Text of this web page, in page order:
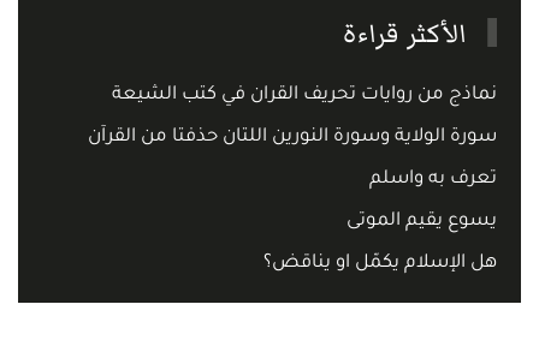
الأكثر قراءة
نماذج من روايات تحريف القران في كتب الشيعة
سورة الولاية وسورة النورين اللتان حذفتا من القرآن
تعرف به واسلم
يسوع يقيم الموتى
هل الإسلام يكمّل او يناقض؟